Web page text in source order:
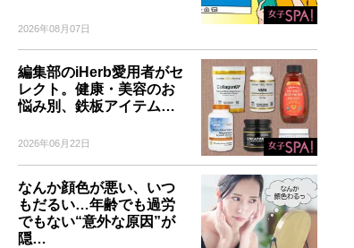
2026年08月07日
編集部のiHerb愛用者がセ
レクト。健康・美容のお
悩み別、鉄板アイテム…
2026年06月22日
なんか顔色が悪い、いつ
もだるい…年齢でも過労
でもない“意外な原因”が
隠…